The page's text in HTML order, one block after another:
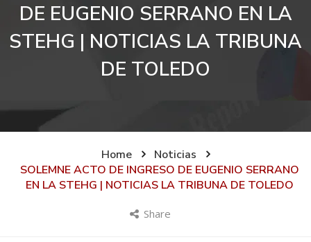
DE EUGENIO SERRANO EN LA
STEHG | NOTICIAS LA TRIBUNA
DE TOLEDO
Home
Noticias
SOLEMNE ACTO DE INGRESO DE EUGENIO SERRANO
EN LA STEHG | NOTICIAS LA TRIBUNA DE TOLEDO
Share